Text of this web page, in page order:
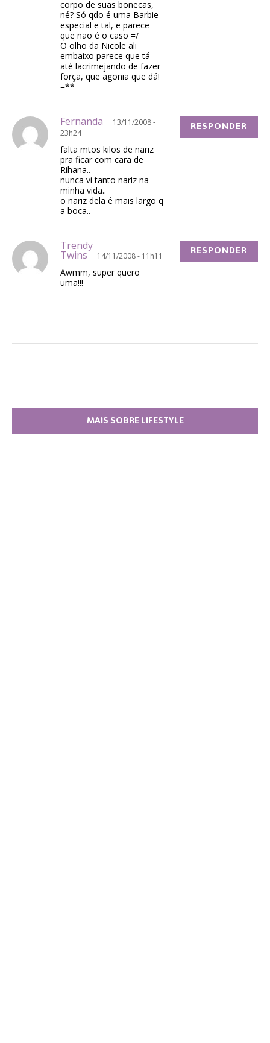
corpo de suas bonecas,
né? Só qdo é uma Barbie
especial e tal, e parece
que não é o caso =/
O olho da Nicole ali
embaixo parece que tá
até lacrimejando de fazer
força, que agonia que dá!
=**
Fernanda
13/11/2008 -
23h24
falta mtos kilos de nariz
pra ficar com cara de
Rihana..
nunca vi tanto nariz na
minha vida..
o nariz dela é mais largo q
a boca..
RESPONDER
Trendy
Twins 14/11/2008 - 11h11
Awmm, super quero
uma!!!
RESPONDER
MAIS SOBRE LIFESTYLE